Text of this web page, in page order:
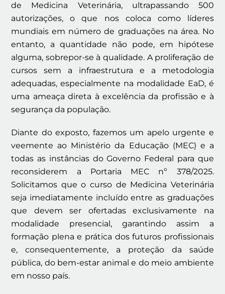
de Medicina Veterinária, ultrapassando 500
autorizações, o que nos coloca como líderes
mundiais em número de graduações na área. No
entanto, a quantidade não pode, em hipótese
alguma, sobrepor-se à qualidade. A proliferação de
cursos sem a infraestrutura e a metodologia
adequadas, especialmente na modalidade EaD, é
uma ameaça direta à excelência da profissão e à
segurança da população.
Diante do exposto, fazemos um apelo urgente e
veemente ao Ministério da Educação (MEC) e a
todas as instâncias do Governo Federal para que
reconsiderem a Portaria MEC nº 378/2025.
Solicitamos que o curso de Medicina Veterinária
seja imediatamente incluído entre as graduações
que devem ser ofertadas exclusivamente na
modalidade presencial, garantindo assim a
formação plena e prática dos futuros profissionais
e, consequentemente, a proteção da saúde
pública, do bem-estar animal e do meio ambiente
em nosso país.